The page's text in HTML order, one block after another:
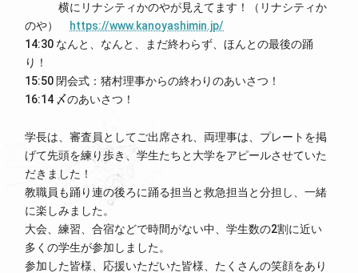
横にリナシティかのやが見えてます！（リナシティか
のや）
https://www.kanoyashimin.jp/
14:30 なんと、なんと、まだ終わらず、ほんとの最後の踊
り！
15:50 閉会式：猪村理事からの終わりのあいさつ！
16:14 〆のあいさつ！
学長は、審査員としてご出席され、両理事は、プレートを掲
げて先頭を練り歩き、学生たちと大学をアピールさせていた
だきました！
教職員も踊り連の後ろに踊る担当と救急担当と分担し、一緒
に楽しみました。
大会、練習、合宿などで時間がない中、学生数の2割に近い
多くの学生が参加しました。
参加した皆様、応援いただいた皆様、たくさんの笑顔をあり